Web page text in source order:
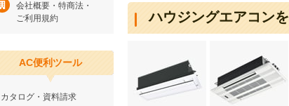
ハウジングエアコンを
会社概要・特商法・
ご利用規約
AC便利ツール
カタログ・資料請求